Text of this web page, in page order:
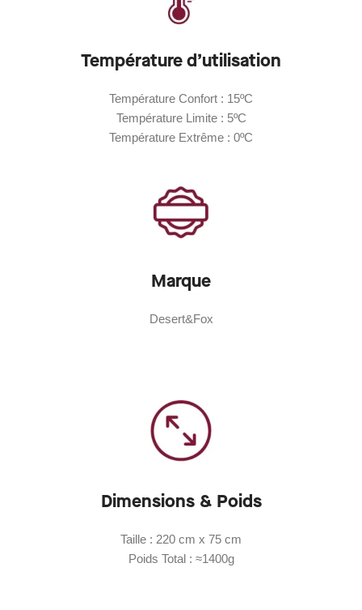
Température d’utilisation
Température Confort : 15ºC
Température Limite : 5ºC
Température Extrême : 0ºC
Marque
Desert&Fox
Dimensions & Poids
Taille : 220 cm x 75 cm
Poids Total : ≈1400g